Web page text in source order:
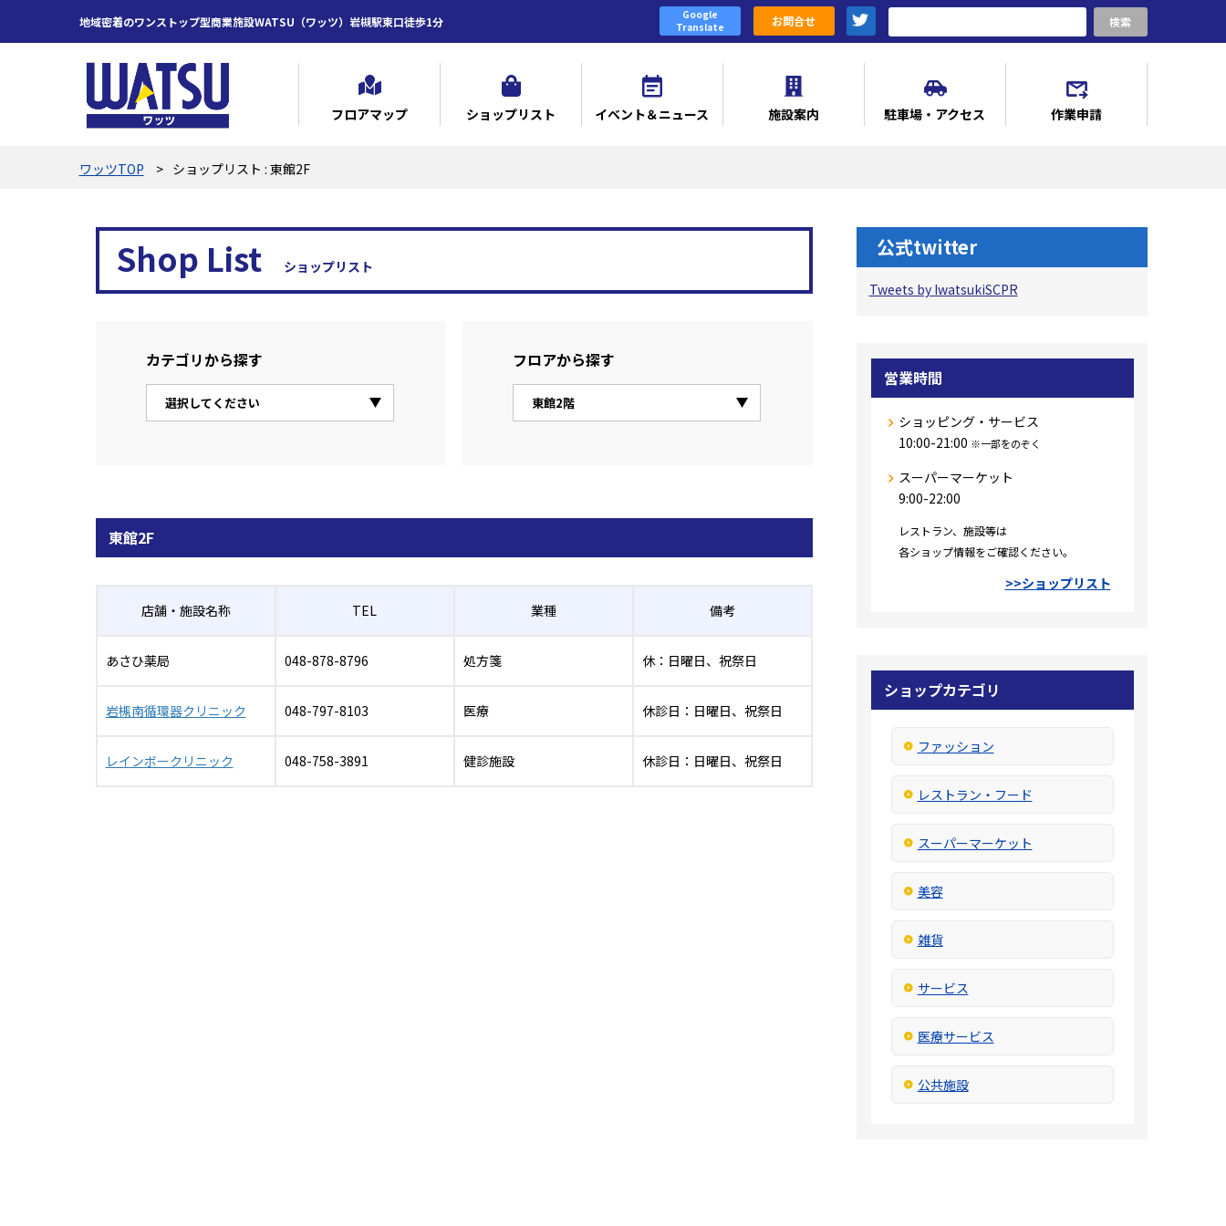
地域密着のワンストップ型商業施設WATSU（ワッツ）岩槻駅東口徒歩1分
Google
Translate
お問合せ 検索
フロアマップ ショップリスト イベント＆ニュース 施設案内 駐車場・アクセス 作業申請
ワッツTOP ショップリスト : 東館2F
Shop List ショップリスト
カテゴリから探す フロアから探す
東館2F
店舗・施設名称 TEL 業種 備考
あさひ薬局 048-878-8796 処方箋 休：日曜日、祝祭日
岩槻南循環器クリニック 048-797-8103 医療 休診日：日曜日、祝祭日
レインボークリニック 048-758-3891 健診施設 休診日：日曜日、祝祭日
公式twitter
Tweets by IwatsukiSCPR
営業時間
ショッピング・サービス
10:00-21:00 ※一部をのぞく
スーパーマーケット
9:00-22:00
レストラン、施設等は
各ショップ情報をご確認ください。
>>ショップリスト
ショップカテゴリ
ファッション
レストラン・フード
スーパーマーケット
美容
雑貨
サービス
医療サービス
公共施設